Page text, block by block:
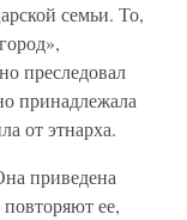
семьи. То,
преследовал
принадлежала
от этнарха.
приведена
ее,